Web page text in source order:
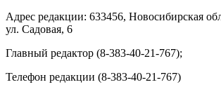
Адрес редакции: 633456, Новосибирская
ул. Садовая, 6
Главный редактор (8-383-40-21-767);
Телефон редакции (8-383-40-21-767)